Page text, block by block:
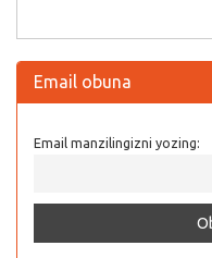
Email obuna
Email manzilingizni yozing: